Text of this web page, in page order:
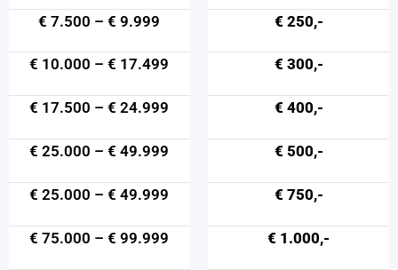
€ 7.500 – € 9.999
€ 10.000 – € 17.499
€ 17.500 – € 24.999
€ 25.000 – € 49.999
€ 25.000 – € 49.999
€ 75.000 – € 99.999
€ 250,-
€ 300,-
€ 400,-
€ 500,-
€ 750,-
€ 1.000,-